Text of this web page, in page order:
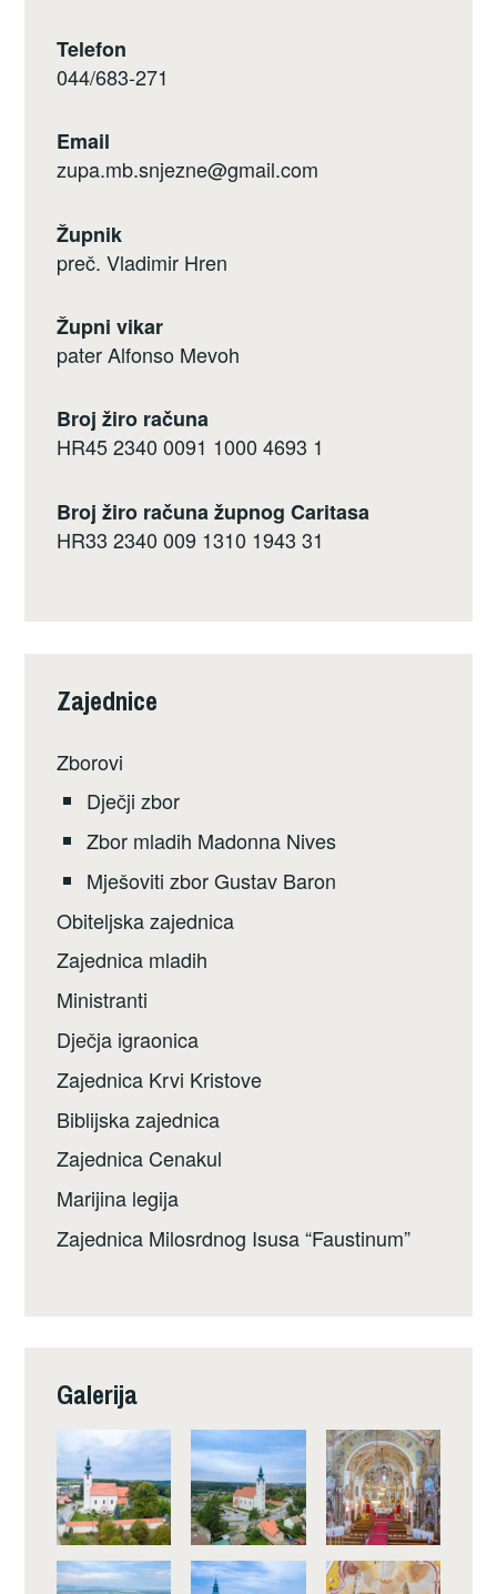
Telefon
044/683-271
Email
zupa.mb.snjezne@gmail.com
Župnik
preč. Vladimir Hren
Župni vikar
pater Alfonso Mevoh
Broj žiro računa
HR45 2340 0091 1000 4693 1
Broj žiro računa župnog Caritasa
HR33 2340 009 1310 1943 31
Zajednice
Zborovi
Dječji zbor
Zbor mladih Madonna Nives
Mješoviti zbor Gustav Baron
Obiteljska zajednica
Zajednica mladih
Ministranti
Dječja igraonica
Zajednica Krvi Kristove
Biblijska zajednica
Zajednica Cenakul
Marijina legija
Zajednica Milosrdnog Isusa “Faustinum”
Galerija